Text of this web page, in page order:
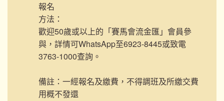
報名
方法：
歡迎50歲或以上的「賽馬會流金匯」會員參
與，詳情可WhatsApp至6923-8445或致電
3763-1000查詢。
備註：一經報名及繳費，不得調班及所繳交費
用概不發還